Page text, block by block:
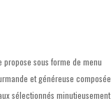
sous forme de menu
et généreuse composée
sélectionnés minutieusement